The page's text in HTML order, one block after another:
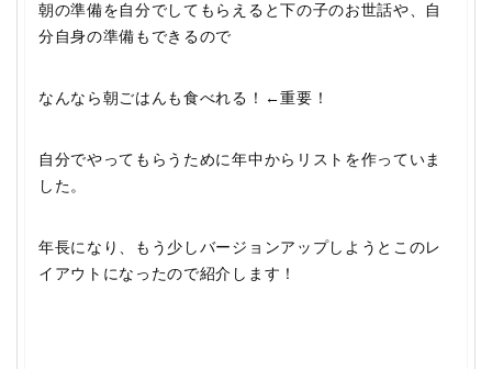
朝の準備を自分でしてもらえると下の子のお世話や、自
分自身の準備もできるので
なんなら 朝ごはんも食べれる！←重要！
自分でやってもらうために年中からリストを作っていま
した。
年長になり、もう少しバージョンアップしようとこのレ
イアウトになったので紹介します！